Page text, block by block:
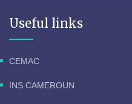
Useful links
CEMAC
INS CAMEROUN